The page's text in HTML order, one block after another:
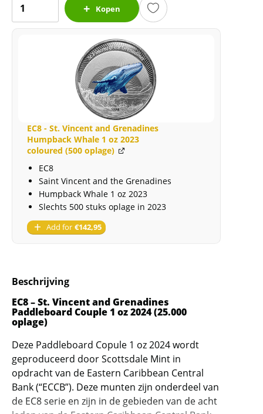
2024
(25.000
oplage)
aantal
Kopen
EC8 - St. Vincent and Grenadines
Humpback Whale 1 oz 2023
coloured (500 oplage)
EC8
Saint Vincent and the Grenadines
Humpback Whale 1 oz 2023
Slechts 500 stuks oplage in 2023
Add for €142,95
Beschrijving
EC8 – St. Vincent and Grenadines
Paddleboard Couple 1 oz 2024 (25.000
oplage)
Deze Paddleboard Copule 1 oz 2024 wordt
geproduceerd door Scottsdale Mint in
opdracht van de Eastern Caribbean Central
Bank (“ECCB”). Deze munten zijn onderdeel van
de EC8 serie en zijn in de gebieden van de acht